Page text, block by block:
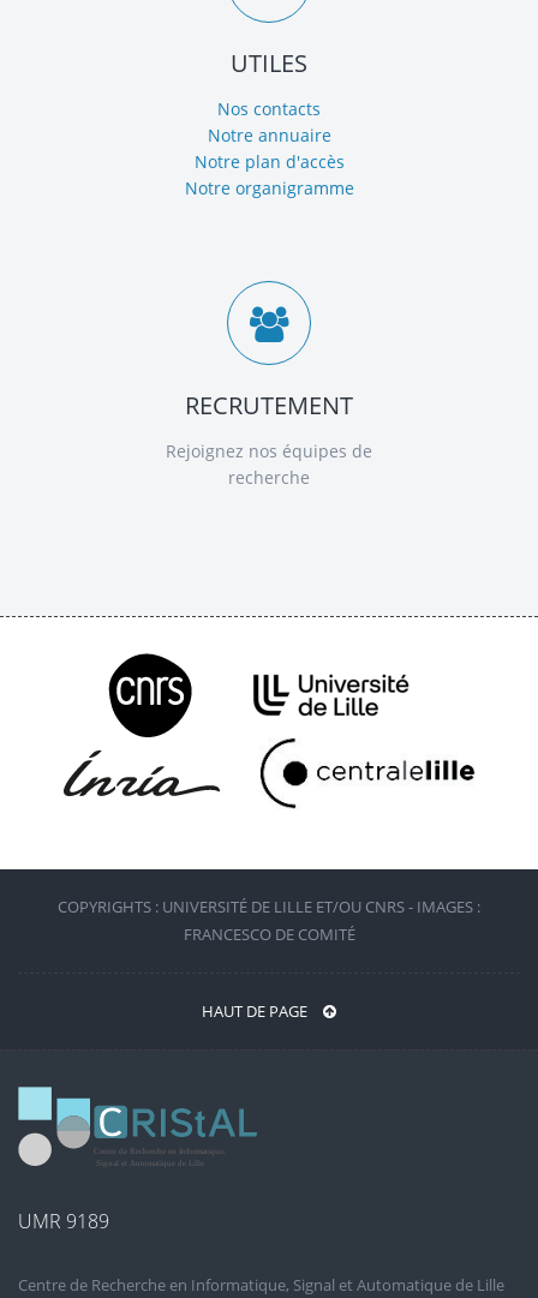
UTILES
Nos contacts
Notre annuaire
Notre plan d'accès
Notre organigramme
RECRUTEMENT
Rejoignez nos équipes de
recherche
COPYRIGHTS : UNIVERSITÉ DE LILLE ET/OU CNRS - IMAGES :
FRANCESCO DE COMITÉ
HAUT DE PAGE
UMR 9189
Centre de Recherche en Informatique, Signal et Automatique de Lille